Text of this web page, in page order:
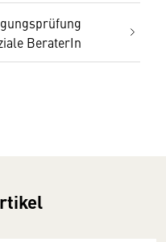
BeraterIn